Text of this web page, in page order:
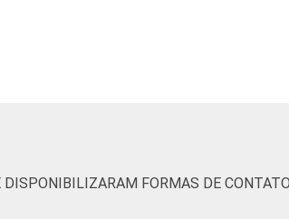
DISPONIBILIZARAM FORMAS DE